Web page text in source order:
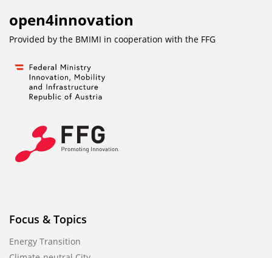
open4innovation
Provided by the BMIMI in cooperation with the FFG
Focus & Topics
Energy Transition